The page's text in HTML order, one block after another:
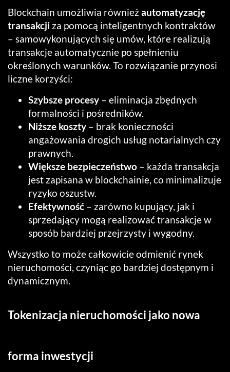
Blockchain umożliwia równieżautomatyzację
transakcji za pomocą inteligentnych kontraktów
– samowykonujących się umów, które realizują
transakcje automatycznie po spełnieniu
określonych warunków. To rozwiązanie przynosi
liczne korzyści:
Szybsze procesy – eliminacja zbędnych
formalności i pośredników.
Niższe koszty – brak konieczności
angażowania drogich usług notarialnych czy
prawnych.
Większe bezpieczeństwo – każda transakcja
jest zapisana w blockchainie, co minimalizuje
ryzyko oszustw.
Efektywność – zarówno kupujący, jak i
sprzedający mogą realizować transakcje w
sposób bardziej przejrzysty i wygodny.
Wszystko to może całkowicie odmienić rynek
nieruchomości, czyniąc go bardziej dostępnym i
dynamicznym.
Tokenizacja nieruchomości jako nowa
forma inwestycji